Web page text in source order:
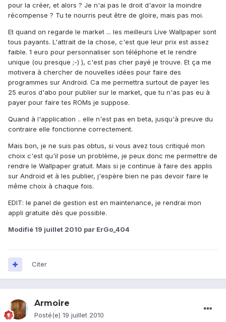
pour la créer, et alors ? Je n'ai pas le droit d'avoir la moindre
récompense ? Tu te nourris peut être de gloire, mais pas moi.
Et quand on regarde le market ... les meilleurs Live Wallpaper sont
tous payants. L'attrait de la chose, c'est que leur prix est assez
faible. 1 euro pour personnaliser son téléphone et le rendre
unique (ou presque ;-) ), c'est pas cher payé je trouve. Et ça me
motivera à chercher de nouvelles idées pour faire des
programmes sur Android. Ca me permettra surtout de payer les
25 euros d'abo pour publier sur le market, que tu n'as pas eu à
payer pour faire tes ROMs je suppose.
Quand à l'application .. elle n'est pas en beta, jusqu'à preuve du
contraire elle fonctionne correctement.
Mais bon, je ne suis pas obtus, si vous avez tous critiqué mon
choix c'est qu'il pose un problème, je peux donc me permettre de
rendre le Wallpaper gratuit. Mais si je continue à faire des applis
sur Android et à les publier, j'espère bien ne pas devoir faire le
même choix à chaque fois.
EDIT: le panel de gestion est en maintenance, je rendrai mon
appli gratuite dès que possible.
Modifié 19 juillet 2010 par ErGo_404
Citer
Armoire
Posté(e) 19 juillet 2010